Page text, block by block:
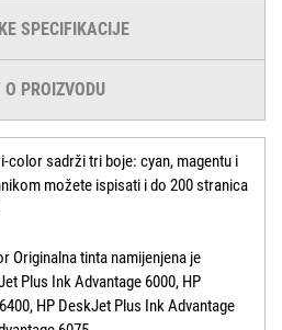
SPECIFIKACIJE
O PROIZVODU
color sadrži tri boje: cyan, magentu i
možete ispisati i do 200 stranica
Originalna tinta namijenjena je
Plus Ink Advantage 6000, HP
HP DeskJet Plus Ink Advantage